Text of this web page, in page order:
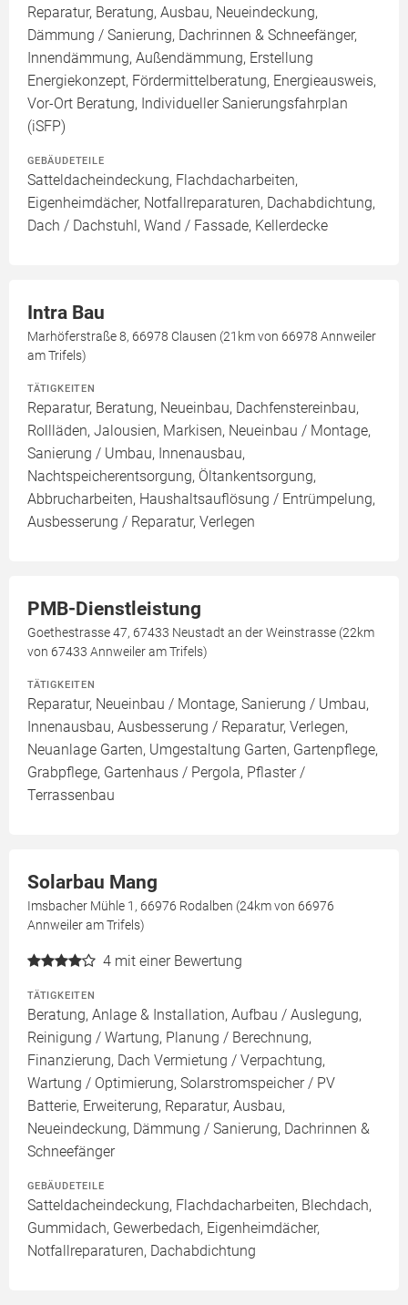
Reparatur, Beratung, Ausbau, Neueindeckung,
Dämmung / Sanierung, Dachrinnen & Schneefänger,
Innendämmung, Außendämmung, Erstellung
Energiekonzept, Fördermittelberatung, Energieausweis,
Vor-Ort Beratung, Individueller Sanierungsfahrplan
(iSFP)
GEBÄUDETEILE
Satteldacheindeckung, Flachdacharbeiten,
Eigenheimdächer, Notfallreparaturen, Dachabdichtung,
Dach / Dachstuhl, Wand / Fassade, Kellerdecke
Intra Bau
Marhöferstraße 8, 66978 Clausen (21km von 66978 Annweiler
am Trifels)
TÄTIGKEITEN
Reparatur, Beratung, Neueinbau, Dachfenstereinbau,
Rollläden, Jalousien, Markisen, Neueinbau / Montage,
Sanierung / Umbau, Innenausbau,
Nachtspeicherentsorgung, Öltankentsorgung,
Abbrucharbeiten, Haushaltsauflösung / Entrümpelung,
Ausbesserung / Reparatur, Verlegen
PMB-Dienstleistung
Goethestrasse 47, 67433 Neustadt an der Weinstrasse (22km
von 67433 Annweiler am Trifels)
TÄTIGKEITEN
Reparatur, Neueinbau / Montage, Sanierung / Umbau,
Innenausbau, Ausbesserung / Reparatur, Verlegen,
Neuanlage Garten, Umgestaltung Garten, Gartenpflege,
Grabpflege, Gartenhaus / Pergola, Pflaster /
Terrassenbau
Solarbau Mang
Imsbacher Mühle 1, 66976 Rodalben (24km von 66976
Annweiler am Trifels)
4 mit einer Bewertung
TÄTIGKEITEN
Beratung, Anlage & Installation, Aufbau / Auslegung,
Reinigung / Wartung, Planung / Berechnung,
Finanzierung, Dach Vermietung / Verpachtung,
Wartung / Optimierung, Solarstromspeicher / PV
Batterie, Erweiterung, Reparatur, Ausbau,
Neueindeckung, Dämmung / Sanierung, Dachrinnen &
Schneefänger
GEBÄUDETEILE
Satteldacheindeckung, Flachdacharbeiten, Blechdach,
Gummidach, Gewerbedach, Eigenheimdächer,
Notfallreparaturen, Dachabdichtung